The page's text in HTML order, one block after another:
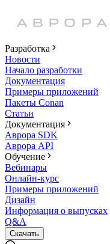
Разработка
Новости
Начало разработки
Документация
Примеры приложений
Пакеты Conan
Статьи
Документация
Аврора SDK
Аврора API
Обучение
Вебинары
Онлайн-курс
Примеры приложений
Дизайн
Информация о выпусках
Q&A
Скачать